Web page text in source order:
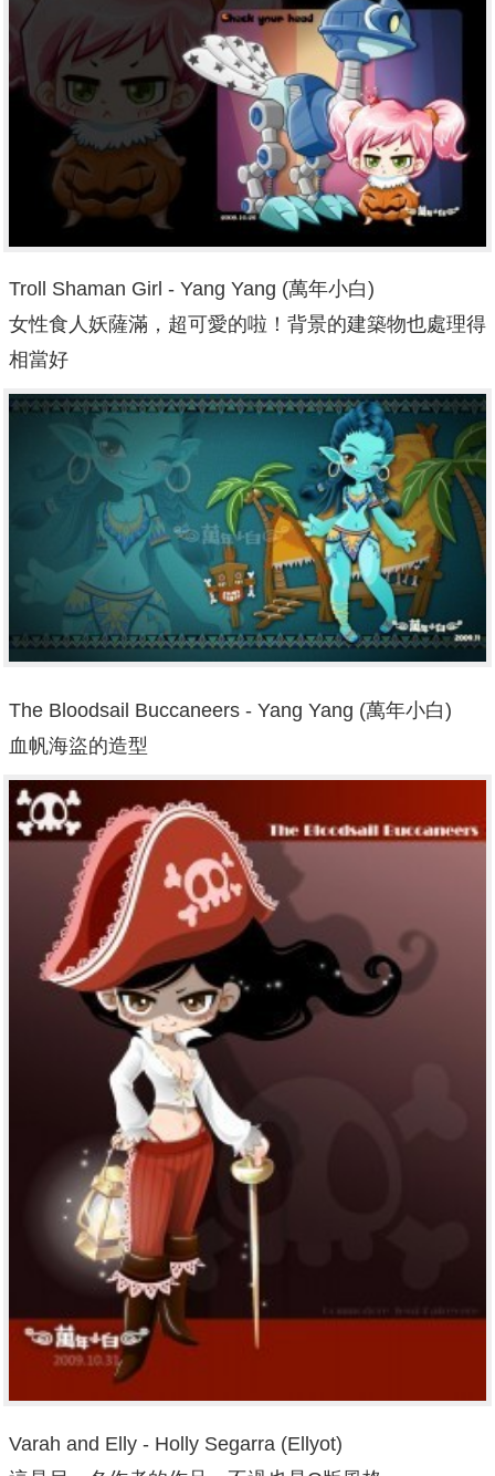
Troll Shaman Girl - Yang Yang (萬年小白)
女性食人妖薩滿，超可愛的啦！背景的建築物也處理得
相當好
The Bloodsail Buccaneers - Yang Yang (萬年小白)
血帆海盜的造型
Varah and Elly - Holly Segarra (Ellyot)